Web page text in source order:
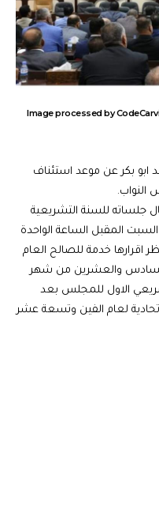
Image processed by
ابو بكر عن موعد استئناف
النواب.
جلساته للسنة التشريعية
المقبل الساعة الواحدة
اقرارها خدمة للصالح العام
والعشرين من شهر
الاول للمجلس بعد
لعام الفين وتسعة عشر